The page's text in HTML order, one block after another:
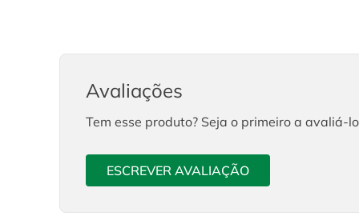
Avaliações
Tem esse produto? Seja o primeiro a avaliá-
ESCREVER AVALIAÇÃO